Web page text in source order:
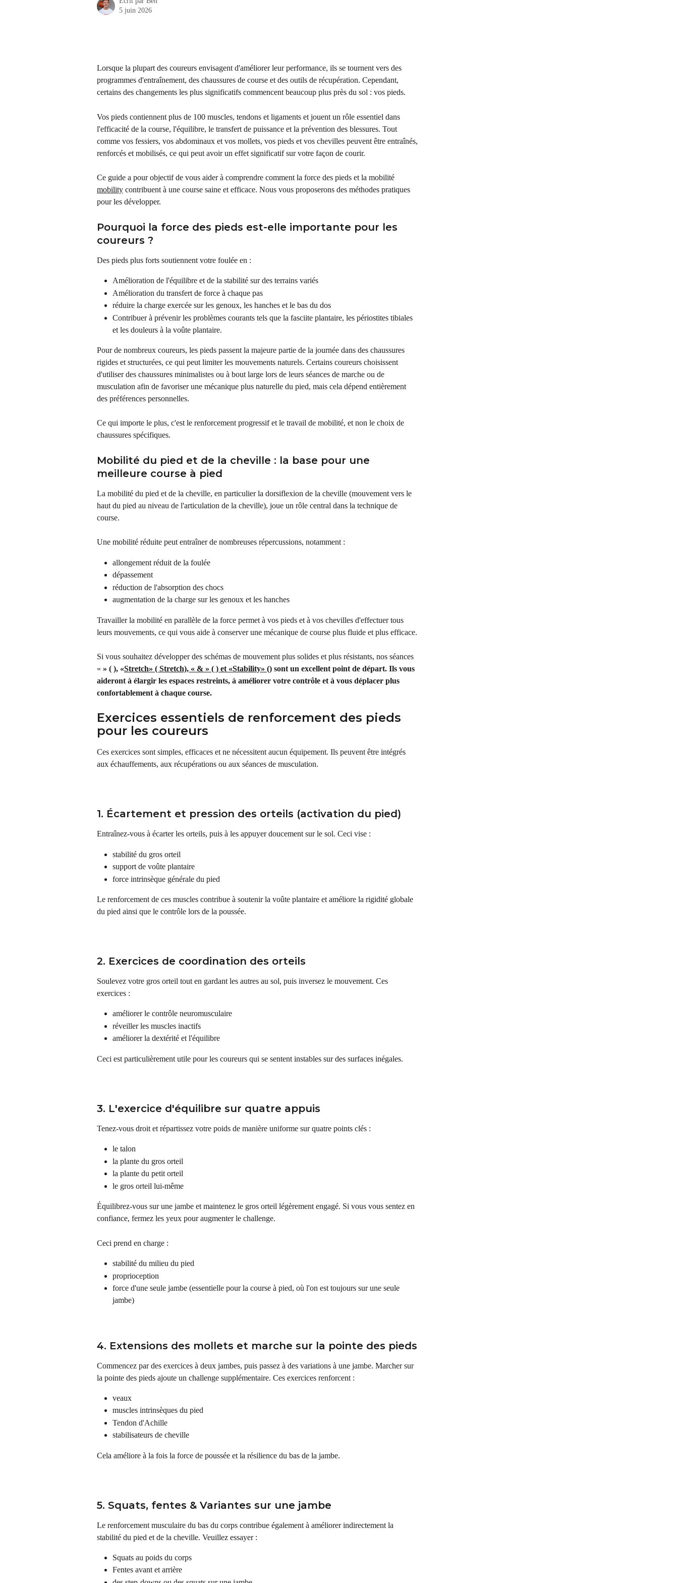
5 juin 2026
Lorsque la plupart des coureurs envisagent d'améliorer leur performance, ils se tournent vers des
programmes d'entraînement, des chaussures de course et des outils de récupération. Cependant,
certains des changements les plus significatifs commencent beaucoup plus près du sol : vos pieds.
Vos pieds contiennent plus de 100 muscles, tendons et ligaments et jouent un rôle essentiel dans
l'efficacité de la course, l'équilibre, le transfert de puissance et la prévention des blessures. Tout
comme vos fessiers, vos abdominaux et vos mollets, vos pieds et vos chevilles peuvent être entraînés,
renforcés et mobilisés, ce qui peut avoir un effet significatif sur votre façon de courir.
Ce guide a pour objectif de vous aider à comprendre comment la force des pieds et la mobilité
mobility contribuent à une course saine et efficace. Nous vous proposerons des méthodes pratiques
pour les développer.
Pourquoi la force des pieds est-elle importante pour les
coureurs ?
Des pieds plus forts soutiennent votre foulée en :
Amélioration de l'équilibre et de la stabilité sur des terrains variés
Amélioration du transfert de force à chaque pas
réduire la charge exercée sur les genoux, les hanches et le bas du dos
Contribuer à prévenir les problèmes courants tels que la fasciite plantaire, les périostites tibiales
et les douleurs à la voûte plantaire.
Pour de nombreux coureurs, les pieds passent la majeure partie de la journée dans des chaussures
rigides et structurées, ce qui peut limiter les mouvements naturels. Certains coureurs choisissent
d'utiliser des chaussures minimalistes ou à bout large lors de leurs séances de marche ou de
musculation afin de favoriser une mécanique plus naturelle du pied, mais cela dépend entièrement
des préférences personnelles.
Ce qui importe le plus, c'est le renforcement progressif et le travail de mobilité, et non le choix de
chaussures spécifiques.
Mobilité du pied et de la cheville : la base pour une
meilleure course à pied
La mobilité du pied et de la cheville, en particulier la dorsiflexion de la cheville (mouvement vers le
haut du pied au niveau de l'articulation de la cheville), joue un rôle central dans la technique de
course.
Une mobilité réduite peut entraîner de nombreuses répercussions, notamment :
allongement réduit de la foulée
dépassement
réduction de l'absorption des chocs
augmentation de la charge sur les genoux et les hanches
Travailler la mobilité en parallèle de la force permet à vos pieds et à vos chevilles d'effectuer tous
leurs mouvements, ce qui vous aide à conserver une mécanique de course plus fluide et plus efficace.
Si vous souhaitez développer des schémas de mouvement plus solides et plus résistants, nos séances
« » ( ), «Stretch» ( Stretch), « & » ( ) et «Stability» () sont un excellent point de départ. Ils vous
aideront à élargir les espaces restreints, à améliorer votre contrôle et à vous déplacer plus
confortablement à chaque course.
Exercices essentiels de renforcement des pieds
pour les coureurs
Ces exercices sont simples, efficaces et ne nécessitent aucun équipement. Ils peuvent être intégrés
aux échauffements, aux récupérations ou aux séances de musculation.
1. Écartement et pression des orteils (activation du pied)
Entraînez-vous à écarter les orteils, puis à les appuyer doucement sur le sol. Ceci vise :
stabilité du gros orteil
support de voûte plantaire
force intrinsèque générale du pied
Le renforcement de ces muscles contribue à soutenir la voûte plantaire et améliore la rigidité globale
du pied ainsi que le contrôle lors de la poussée.
2. Exercices de coordination des orteils
Soulevez votre gros orteil tout en gardant les autres au sol, puis inversez le mouvement. Ces
exercices :
améliorer le contrôle neuromusculaire
réveiller les muscles inactifs
améliorer la dextérité et l'équilibre
Ceci est particulièrement utile pour les coureurs qui se sentent instables sur des surfaces inégales.
3. L'exercice d'équilibre sur quatre appuis
Tenez-vous droit et répartissez votre poids de manière uniforme sur quatre points clés :
le talon
la plante du gros orteil
la plante du petit orteil
le gros orteil lui-même
Équilibrez-vous sur une jambe et maintenez le gros orteil légèrement engagé. Si vous vous sentez en
confiance, fermez les yeux pour augmenter le challenge.
Ceci prend en charge :
stabilité du milieu du pied
proprioception
force d'une seule jambe (essentielle pour la course à pied, où l'on est toujours sur une seule
jambe)
4. Extensions des mollets et marche sur la pointe des pieds
Commencez par des exercices à deux jambes, puis passez à des variations à une jambe. Marcher sur
la pointe des pieds ajoute un challenge supplémentaire. Ces exercices renforcent :
veaux
muscles intrinsèques du pied
Tendon d'Achille
stabilisateurs de cheville
Cela améliore à la fois la force de poussée et la résilience du bas de la jambe.
5. Squats, fentes & Variantes sur une jambe
Le renforcement musculaire du bas du corps contribue également à améliorer indirectement la
stabilité du pied et de la cheville. Veuillez essayer :
Squats au poids du corps
Fentes avant et arrière